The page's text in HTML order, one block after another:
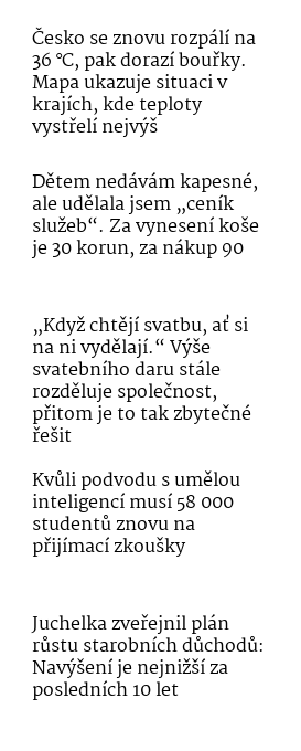
Česko se znovu rozpálí na
36 °C, pak dorazí bouřky.
Mapa ukazuje situaci v
krajích, kde teploty
vystřelí nejvýš
Dětem nedávám kapesné,
ale udělala jsem „ceník
služeb“. Za vynesení koše
je 30 korun, za nákup 90
„Když chtějí svatbu, ať si
na ni vydělají.“ Výše
svatebního daru stále
rozděluje společnost,
přitom je to tak zbytečné
řešit
Kvůli podvodu s umělou
inteligencí musí 58 000
studentů znovu na
přijímací zkoušky
Juchelka zveřejnil plán
růstu starobních důchodů:
Navýšení je nejnižší za
posledních 10 let